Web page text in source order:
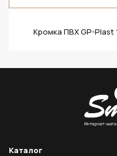
Кромка ПВХ GP-Plast
Каталог